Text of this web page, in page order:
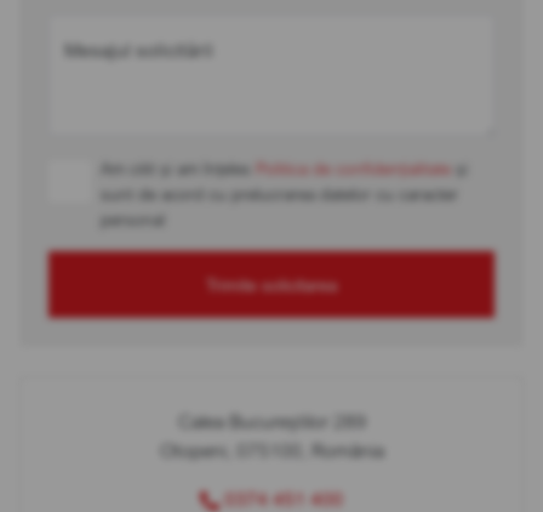
Mesajul solicitării
Am citit și am înțeles Politica de confidențialitate
sunt de acord cu prelucrarea datelor cu caracter
personal
Trimite solicitarea
Calea Bucureștilor 289
Otopeni, 075100, România
0374 451 400